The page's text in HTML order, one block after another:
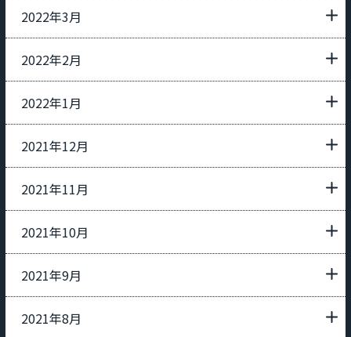
2022年3月
2022年2月
2022年1月
2021年12月
2021年11月
2021年10月
2021年9月
2021年8月